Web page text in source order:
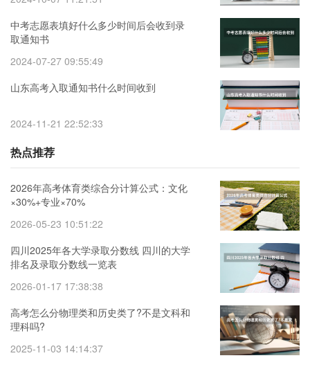
中考志愿表填好什么多少时间后会收到录
取通知书
2024-07-27 09:55:49
山东高考入取通知书什么时间收到
2024-11-21 22:52:33
热点推荐
2026年高考体育类综合分计算公式：文化
×30%+专业×70%
2026-05-23 10:51:22
四川2025年各大学录取分数线 四川的大学
排名及录取分数线一览表
2026-01-17 17:38:38
高考怎么分物理类和历史类了?不是文科和
理科吗?
2025-11-03 14:14:37